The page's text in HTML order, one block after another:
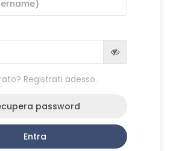
Registrati adesso.
password
Entra